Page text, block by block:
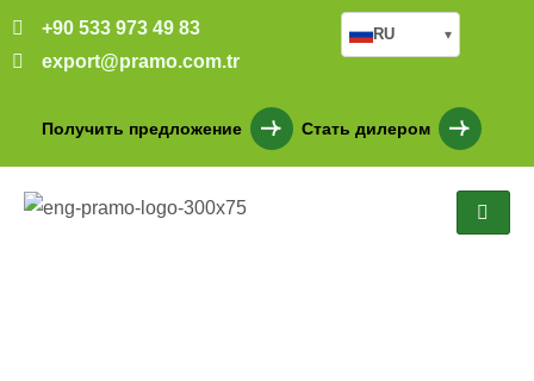
+90 533 973 49 83
export@pramo.com.tr
Получить предложение Стать дилером
RU ▾